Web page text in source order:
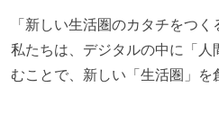
大規模サービスの開発
同時接続ユーザー数（数千
「新しい生活圏のカタチをつく
私たちは、デジタルの中に「
むことで、新しい「生活圏」を